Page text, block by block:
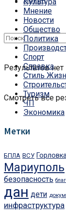
Результатов нет
Смотреть все
Мнение
Новости
Общество
Политика
Спорт
Справка
Стиль
Туризм
ЧП
Экономика
Метки
БПЛА ВСУ Горловка
Мариуполь
безопасность
дан дети
инфраструктура